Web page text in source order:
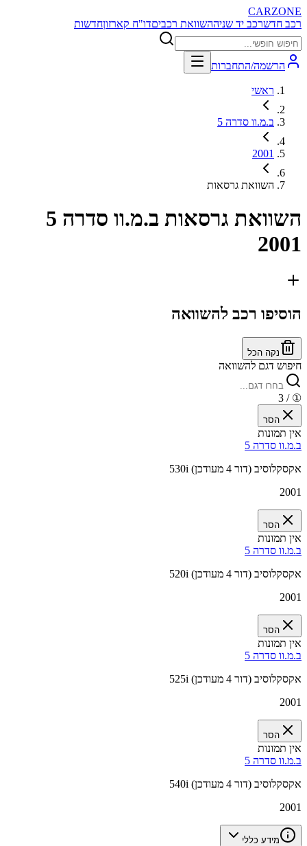
CARZONE
רכב חדשרכב יד שניההשוואת רכביםדו"ח קארזוןחדשות
הרשמה/התחברות
ראשי
ב.מ.וו סדרה 5
2001
השוואת גרסאות
השוואת גרסאות
ב.מ.וו סדרה 5
2001
הוסיפו רכב להשוואה
נקה הכל
חיפוש דגם להשוואה
①
/ 3
הסר
אין תמונות
ב.מ.וו סדרה 5
530i אקסקלוסיב (דור 4 מעודכן)
2001
הסר
אין תמונות
ב.מ.וו סדרה 5
520i אקסקלוסיב (דור 4 מעודכן)
2001
הסר
אין תמונות
ב.מ.וו סדרה 5
525i אקסקלוסיב (דור 4 מעודכן)
2001
הסר
אין תמונות
ב.מ.וו סדרה 5
540i אקסקלוסיב (דור 4 מעודכן)
2001
מידע כללי